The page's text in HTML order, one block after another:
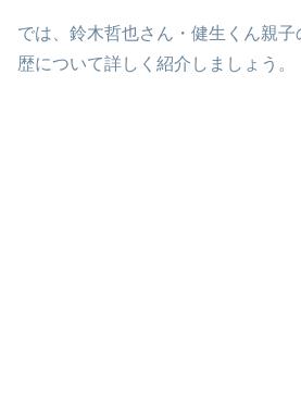
では、鈴木哲也さん・健生くん親
歴について詳しく紹介しましょう。